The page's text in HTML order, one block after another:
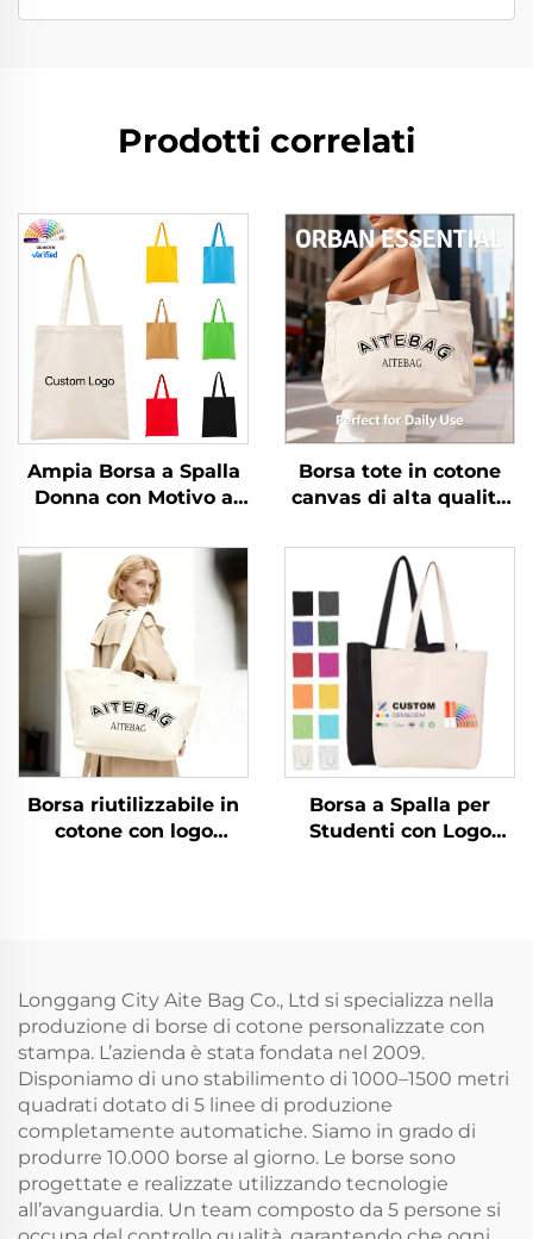
Prodotti correlati
Ampia Borsa a Spalla
Donna con Motivo a
Personalizzabile Moda
Popolare in Tessuto
per Tutte le Stagioni
Borsa tote in cotone
canvas di alta qualità
tracolla, misura media,
motivo a lettere alla
moda, trasferimento
termico con logo
personalizzato
Borsa riutilizzabile in
cotone con logo
per spiaggia e spesa
Borsa a Spalla per
Studenti con Logo
Borsa Vuota in Cotone
con Modello da
Personalizzare
Longgang City Aite Bag Co., Ltd si specializza nella
produzione di borse di cotone personalizzate con
stampa. L’azienda è stata fondata nel 2009.
Disponiamo di uno stabilimento di 1000–1500 metri
quadrati dotato di 5 linee di produzione
completamente automatiche. Siamo in grado di
produrre 10.000 borse al giorno. Le borse sono
progettate e realizzate utilizzando tecnologie
all’avanguardia. Un team composto da 5 persone si